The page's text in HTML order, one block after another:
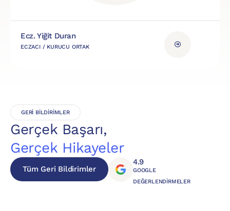
Ecz. Yiğit Duran
ECZACI / KURUCU ORTAK
GERİ BİLDİRİMLER
Gerçek Başarı,
Gerçek Hikayeler
Tüm Geri Bildirimler
4.9
GOOGLE
DEĞERLENDIRMELER